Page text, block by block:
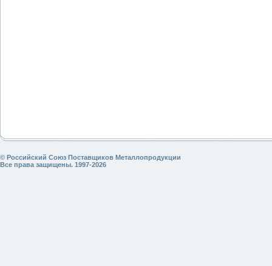
© Российский Союз Поставщиков Металлопродукции
Все права защищены. 1997-2026